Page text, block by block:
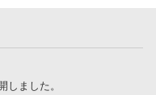
しました。